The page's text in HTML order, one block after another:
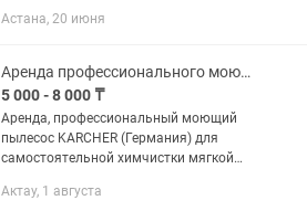
Подходит для: 🚗 Автомобилей (салон,
Астана, 20 июня
Аренда профессионального моющего пылесоса KARCHER
5 000 - 8 000 ₸
Аренда, профессиональный моющий
пылесос KARCHER (Германия) для
самостоятельной химчистки мягкой
тенге, на 12 часов 7 000 тенге, на 6
Актау, 1 августа